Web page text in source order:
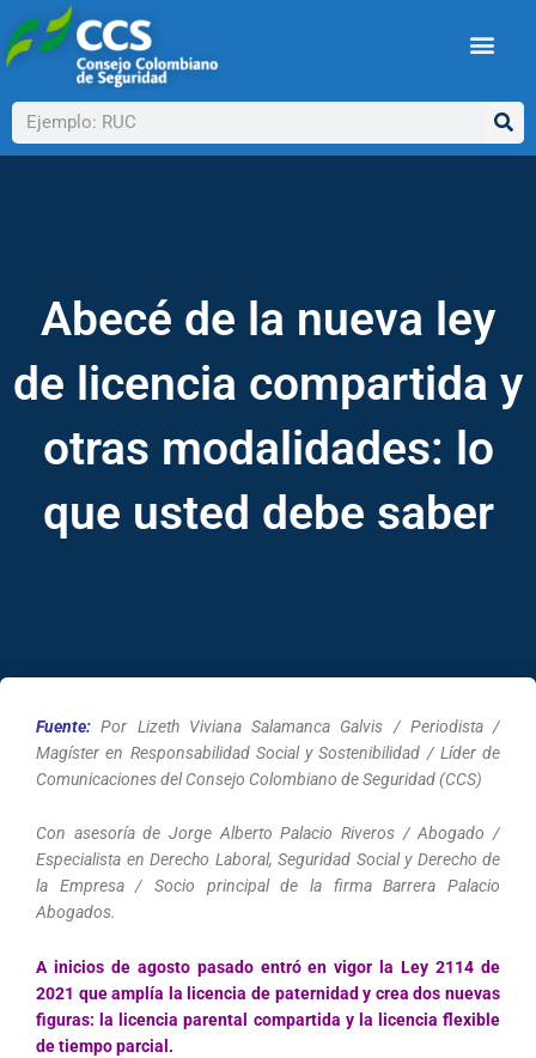
al
contenido
Buscar
Abecé de la nueva ley
de licencia compartida y
otras modalidades: lo
que usted debe saber
Fuente: Por Lizeth Viviana Salamanca Galvis / Periodista /
Magíster en Responsabilidad Social y Sostenibilidad / Líder de
Comunicaciones del Consejo Colombiano de Seguridad (CCS)
Con asesoría de Jorge Alberto Palacio Riveros / Abogado /
Especialista en Derecho Laboral, Seguridad Social y Derecho de
la Empresa / Socio principal de la firma Barrera Palacio
Abogados.
A inicios de agosto pasado entró en vigor la Ley 2114 de
2021 que amplía la licencia de paternidad y crea dos nuevas
figuras: la licencia parental compartida y la licencia flexible
de tiempo parcial.